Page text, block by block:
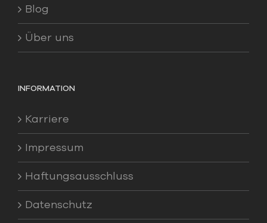
Blog
Über uns
INFORMATION
Karriere
Impressum
Haftungsausschluss
Datenschutz